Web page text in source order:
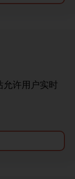
许用户实时